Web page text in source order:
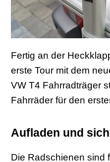
Fertig an der
erste Tour mit dem
VW T4 Fahrradträger
Fahrräder für den
Aufladen und
Die Radschienen sind